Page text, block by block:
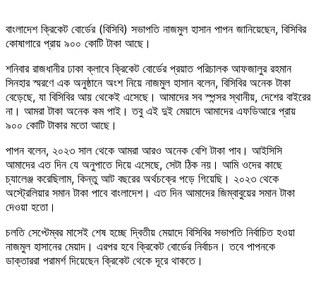
বাংলাদেশ ক্রিকেট বোর্ডের (বিসিবি) সভাপতি নাজমুল হাসান পাপন জানিয়েছেন, বিসিবির
কোষাগারে প্রায় ৯০০ কোটি টাকা আছে।
শনিবার রাজধানীর ঢাকা ক্লাবে ক্রিকেট বোর্ডের প্রয়াত পরিচালক আফজালুর রহমান
সিনহার স্মরণে এক অনুষ্ঠানে অংশ নিয়ে নাজমুল হাসান বলেন, বিসিবির অনেক টাকা
বেড়েছে, যা বিসিবির আয় থেকেই এসেছে। আমাদের সব স্পন্সর স্থানীয়, দেশের বাইরের
না। আমরা টাকা অনেক কম পাই। তবু এই দুই মেয়াদে আমাদের এফডিআরে প্রায়
৯০০ কোটি টাকার মতো আছে।
পাপন বলেন, ২০২৩ সাল থেকে আমরা আরও অনেক বেশি টাকা পাব। আইসিসি
আমাদের এত দিন যে অনুপাতে দিয়ে এসেছে, সেটা ঠিক নয়। আমি ওদের কাছে
চ্যালেঞ্জ করেছিলাম, কিন্তু আট বছরের অর্থচক্রে পড়ে গিয়েছি। ২০২৩ থেকে
অস্ট্রেলিয়ার সমান টাকা পাবে বাংলাদেশ। এত দিন আমাদের জিম্বাবুয়ের সমান টাকা
দেওয়া হতো।
চলতি সেপ্টেম্বর মাসেই শেষ হচ্ছে দ্বিতীয় মেয়াদে বিসিবির সভাপতি নির্বাচিত হওয়া
নাজমুল হাসানের মেয়াদ। এরপর হবে ক্রিকেট বোর্ডের নির্বাচন। তবে পাপনকে
ডাক্তাররা পরামর্শ দিয়েছেন ক্রিকেট থেকে দূরে থাকতে।